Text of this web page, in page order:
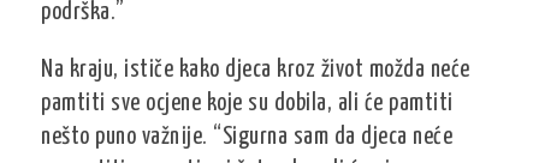
podrška.”
Na kraju, ističe kako djeca kroz život možda neće
pamtiti sve ocjene koje su dobila, ali će pamtiti
nešto puno važnije. “Sigurna sam da djeca neće